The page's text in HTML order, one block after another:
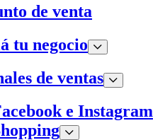
de venta
tu negocio
de ventas
e Instagram